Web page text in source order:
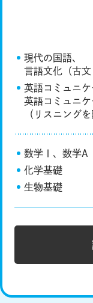
現代の国語、
言語文化（古文
英語コミュニ
英語コミュニ
（リスニングを
数学Ⅰ、数学A
化学基礎
生物基礎